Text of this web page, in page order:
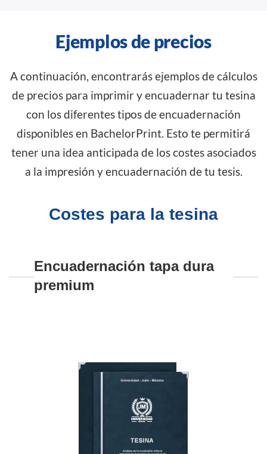
Ejemplos de precios
A continuación, encontrarás ejemplos de cálculos
de precios para imprimir y encuadernar tu tesina
con los diferentes tipos de encuadernación
disponibles en BachelorPrint. Esto te permitirá
tener una idea anticipada de los costes asociados
a la impresión y encuadernación de tu tesis.
Costes para la tesina
Encuadernación tapa dura
premium